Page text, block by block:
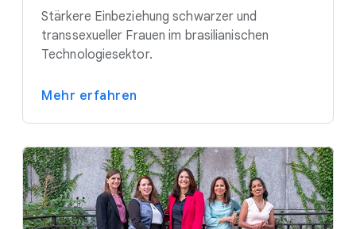
Stärkere Einbeziehung schwarzer und
transsexueller Frauen im brasilianischen
Technologiesektor.
Mehr erfahren